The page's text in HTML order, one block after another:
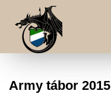
Army tábor 2015